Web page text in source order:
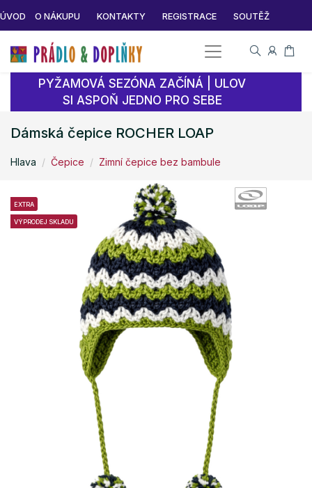
ÚVOD O NÁKUPU KONTAKTY REGISTRACE SOUTĚŽ
PYŽAMOVÁ SEZÓNA ZAČÍNÁ | ULOV
SI ASPOŇ JEDNO PRO SEBE
Dámská čepice ROCHER LOAP
Hlava Čepice Zimní čepice bez bambule
EXTRA
VÝPRODEJ SKLADU